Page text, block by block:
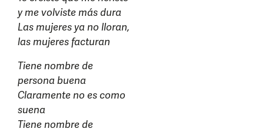
y me volviste más dura
Las mujeres ya no lloran,
las mujeres facturan
Tiene nombre de
persona buena
Claramente no es como
suena
Tiene nombre de